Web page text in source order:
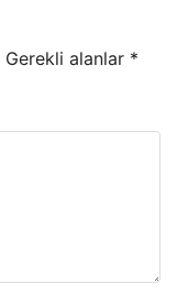
Gerekli alanlar *